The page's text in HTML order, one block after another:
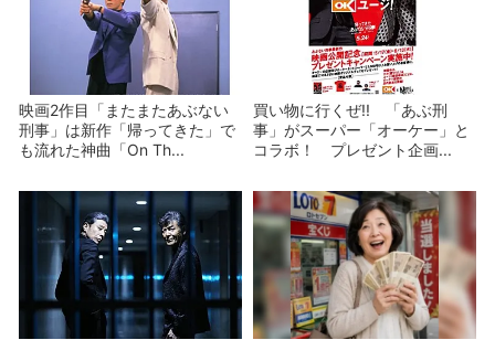
映画2作目「またまたあぶない
刑事」は新作「帰ってきた」で
も流れた神曲「On Th...
買い物に行くぜ!! 「あぶ刑
事」がスーパー「オーケー」と
コラボ！ プレゼント企画...